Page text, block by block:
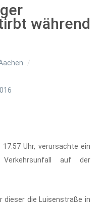
während
Uhr, verursachte ein
auf der
dieser die Luisenstraße in